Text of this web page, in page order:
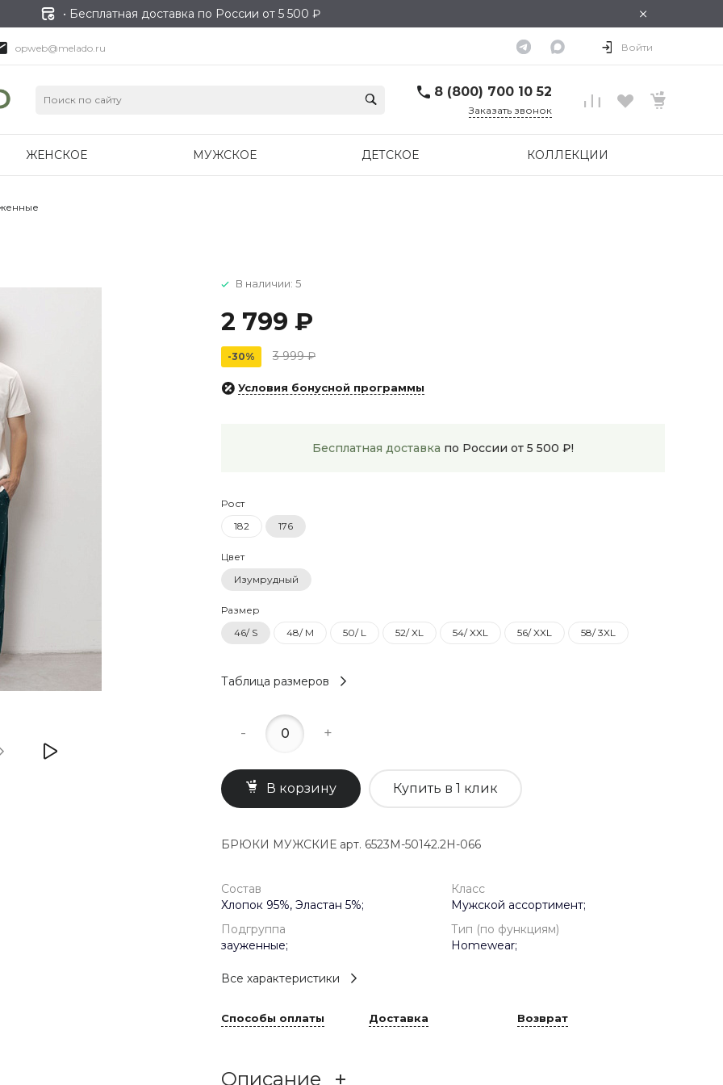
• Бесплатная доставка по России от 5 500 ₽ ×
opweb@melado.ru Войти
8 (800) 700 10 52
Заказать звонок
ЖЕНСКОЕ МУЖСКОЕ ДЕТСКОЕ КОЛЛЕКЦИИ
В наличии: 5
2 799 ₽
-30% 3 999 ₽
Условия бонусной программы
Бесплатная доставка по России от 5 500 ₽!
Рост
182
176
Цвет
Изумрудный
Размер
46/ S
48/ M 50/ L 52/ XL 54/ XXL 56/ XXL 58/ 3XL
Таблица размеров
- +
В корзину Купить в 1 клик
БРЮКИ МУЖСКИЕ арт. 6523M-50142.2H-066
Состав
Хлопок 95%, Эластан 5%;
Класс
Мужской ассортимент;
Подгруппа
зауженные;
Тип (по функциям)
Homewear;
Все характеристики
Способы оплаты Доставка Возврат
Описание